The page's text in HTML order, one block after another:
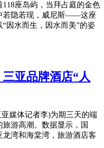
座岛屿，当拜占庭的金色
若隐若现，威尼斯——这座
因水而生，因水而美”的姿
亚品牌酒店“人
媒体记者李)为期三天的端
游高潮。数据显示，国
湾和海棠湾，旅游酒店客